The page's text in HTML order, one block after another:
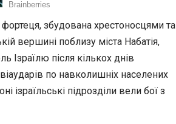
збудована хрестоносцями та
вершині поблизу міста Набатія,
Ізраїлю після кількох днів
по навколишніх населених
ізраїльські підрозділи вели бої з